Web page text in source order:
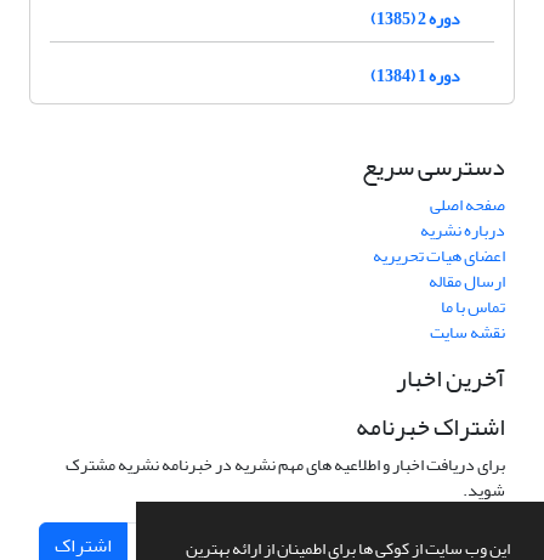
این وب سایت از کوکی ها برای اطمینان از ارائه بهترین
دوره 2 (1385)
دوره 1 (1384)
دسترسی سریع
صفحه اصلی
درباره نشریه
اعضای هیات تحریریه
ارسال مقاله
تماس با ما
نقشه سایت
آخرین اخبار
اشتراک خبرنامه
برای دریافت اخبار و اطلاعیه های مهم نشریه در خبرنامه نشریه مشترک
شوید.
اشتراک